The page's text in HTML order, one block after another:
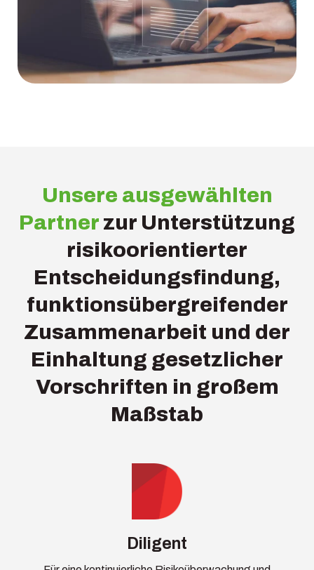
Unsere ausgewählten
Partner zur Unterstützung
risikoorientierter
Entscheidungsfindung,
funktionsübergreifender
Zusammenarbeit und der
Einhaltung gesetzlicher
Vorschriften in großem
Maßstab
Diligent